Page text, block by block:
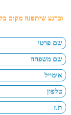
וברגע שיתפנה מקום